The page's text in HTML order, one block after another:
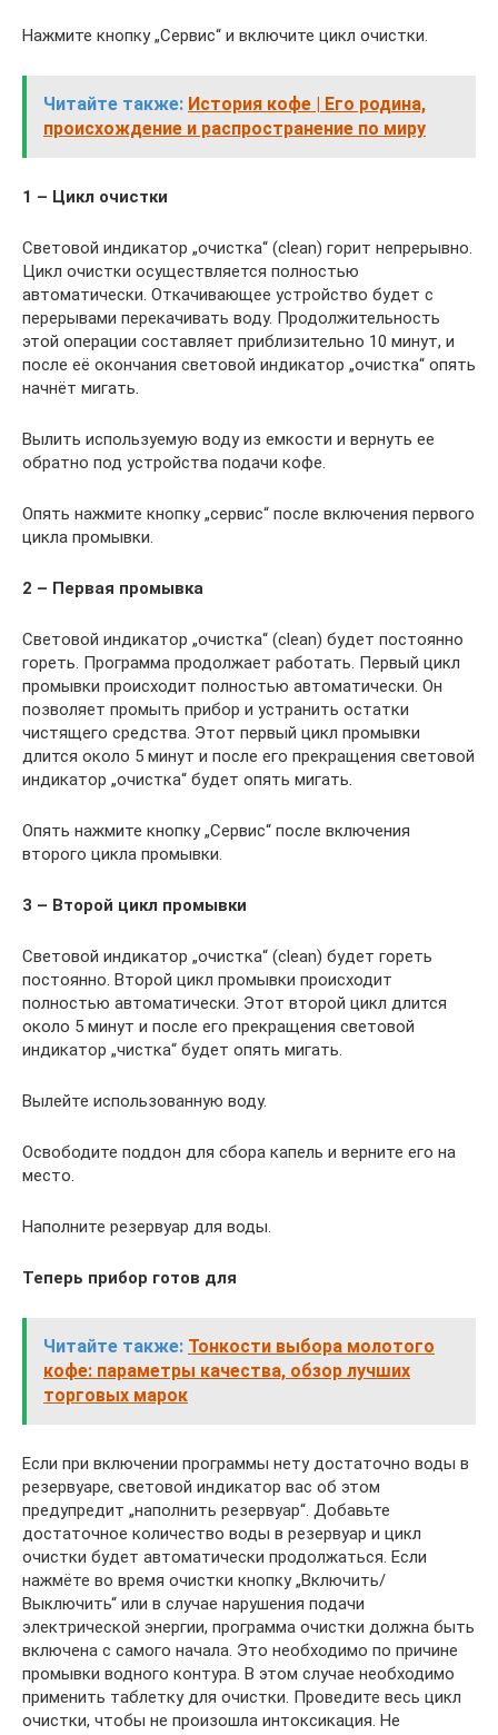
Нажмите кнопку „Сервис“ и включите цикл очистки.
Читайте также: История кофе | Его родина,
происхождение и распространение по миру
1 – Цикл очистки
Световой индикатор „очистка“ (clean) горит непрерывно.
Цикл очистки осуществляется полностью
автоматически. Откачивающее устройство будет с
перерывами перекачивать воду. Продолжительность
этой операции составляет приблизительно 10 минут, и
после её окончания световой индикатор „очистка“ опять
начнёт мигать.
Вылить используемую воду из емкости и вернуть ее
обратно под устройства подачи кофе.
Опять нажмите кнопку „сервис“ после включения первого
цикла промывки.
2 – Первая промывка
Световой индикатор „очистка“ (clean) будет постоянно
гореть. Программа продолжает работать. Первый цикл
промывки происходит полностью автоматически. Он
позволяет промыть прибор и устранить остатки
чистящего средства. Этот первый цикл промывки
длится около 5 минут и после его прекращения световой
индикатор „очистка“ будет опять мигать.
Опять нажмите кнопку „Сервис“ после включения
второго цикла промывки.
3 – Второй цикл промывки
Световой индикатор „очистка“ (clean) будет гореть
постоянно. Второй цикл промывки происходит
полностью автоматически. Этот второй цикл длится
около 5 минут и после его прекращения световой
индикатор „чистка“ будет опять мигать.
Вылейте использованную воду.
Освободите поддон для сбора капель и верните его на
место.
Наполните резервуар для воды.
Теперь прибор готов для
Читайте также: Тонкости выбора молотого
кофе: параметры качества, обзор лучших
торговых марок
Если при включении программы нету достаточно воды в
резервуаре, световой индикатор вас об этом
предупредит „наполнить резервуар“. Добавьте
достаточное количество воды в резервуар и цикл
очистки будет автоматически продолжаться. Если
нажмёте во время очистки кнопку „Включить/
Выключить“ или в случае нарушения подачи
электрической энергии, программа очистки должна быть
включена с самого начала. Это необходимо по причине
промывки водного контура. В этом случае необходимо
применить таблетку для очистки. Проведите весь цикл
очистки, чтобы не произошла интоксикация. Не